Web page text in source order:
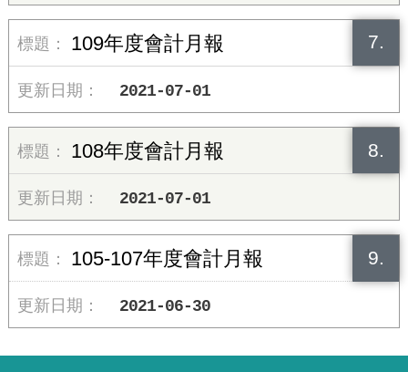
7.
109年度會計月報
2021-07-01
8.
108年度會計月報
2021-07-01
9.
105-107年度會計月報
2021-06-30